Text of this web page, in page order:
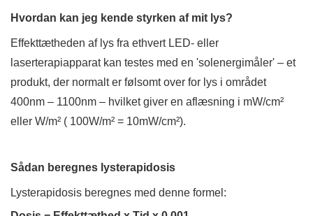
Hvordan kan jeg kende styrken af ​​mit lys?
Effekttætheden af ​​lys fra ethvert LED- eller
laserterapiapparat kan testes med en 'solenergimåler' – et
produkt, der normalt er følsomt over for lys i området
400nm – 1100nm – hvilket giver en aflæsning i mW/cm²
eller W/m² ( 100W/m² = 10mW/cm²).
Sådan beregnes lysterapidosis
Lysterapidosis beregnes med denne formel: